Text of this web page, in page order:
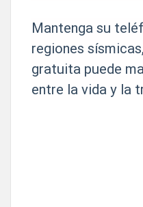
Mantenga su
regiones
gratuita puede
entre la vida y la